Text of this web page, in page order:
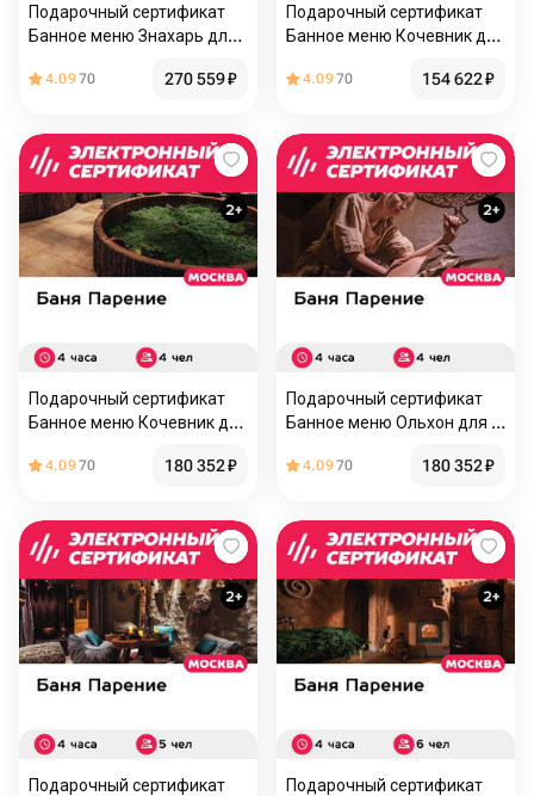
Подарочный сертификат
Банное меню Знахарь для
4.0970 270 559₽
Подарочный сертификат
Банное меню Кочевник для
4.0970 154 622₽
Подарочный сертификат
Банное меню Кочевник для
4.0970 180 352₽
Подарочный сертификат
Банное меню Ольхон для 4
4.0970 180 352₽
Подарочный сертификат
Подарочный сертификат